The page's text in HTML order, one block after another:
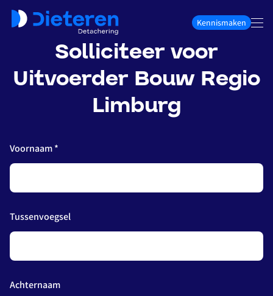
Kennismaken
Solliciteer voor
Uitvoerder Bouw Regio
Limburg
Voornaam *
Tussenvoegsel
Achternaam